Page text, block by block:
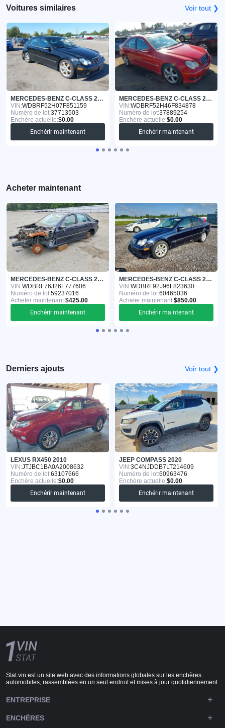
Voitures similaires Voir tout ❯
MERCEDES-BENZ C-CLASS 2007
VIN:WDBRF52H07F851159
Numéro de lot:37713503
Enchère actuelle:$0.00
Enchérir maintenant
MERCEDES-BENZ C-CLASS 2006
VIN:WDBRF52H46F834878
Numéro de lot:37889254
Enchère actuelle:$0.00
Enchérir maintenant
Acheter maintenant
MERCEDES-BENZ C-CLASS 2006
VIN:WDBRF76J26F777606
Numéro de lot:59237016
Acheter maintenant:$425.00
Enchérir maintenant
MERCEDES-BENZ C-CLASS 2006
VIN:WDBRF92J96F823630
Numéro de lot:60465036
Acheter maintenant:$850.00
Enchérir maintenant
Derniers ajouts Voir tout ❯
LEXUS RX450 2010
VIN:JTJBC1BA0A2008632
Numéro de lot:63107666
Enchère actuelle:$0.00
Enchérir maintenant
JEEP COMPASS 2020
VIN:3C4NJDDB7LT214609
Numéro de lot:60963476
Enchère actuelle:$0.00
Enchérir maintenant
Stat.vin est un site web avec des informations globales sur les enchères
automobiles, rassemblées en un seul endroit et mises à jour quotidiennement
ENTREPRISE
ENCHÈRES